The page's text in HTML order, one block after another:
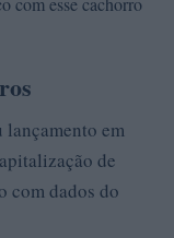
lançamento em
de
com dados do